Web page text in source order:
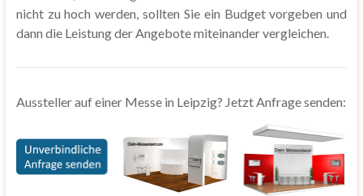
nicht zu hoch werden, sollten Sie ein Budget vorgeben und
dann die Leistung der Angebote miteinander vergleichen.
Aussteller auf einer Messe in Leipzig? Jetzt Anfrage senden: